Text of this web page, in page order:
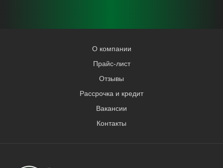
О компании
Прайс-лист
Отзывы
Рассрочка и кредит
Вакансии
Контакты